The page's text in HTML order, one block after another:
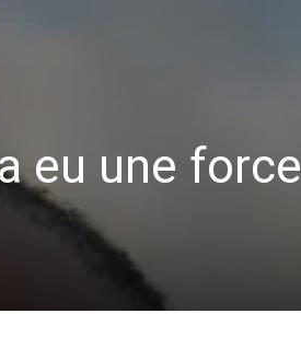
eu une force